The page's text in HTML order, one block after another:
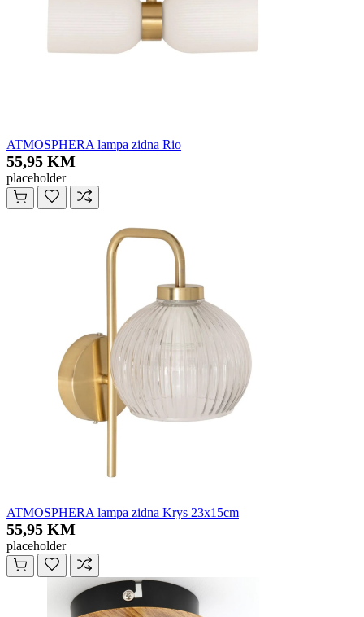
ATMOSPHERA lampa zidna Rio
55,95 KM
placeholder
ATMOSPHERA lampa zidna Krys 23x15cm
55,95 KM
placeholder